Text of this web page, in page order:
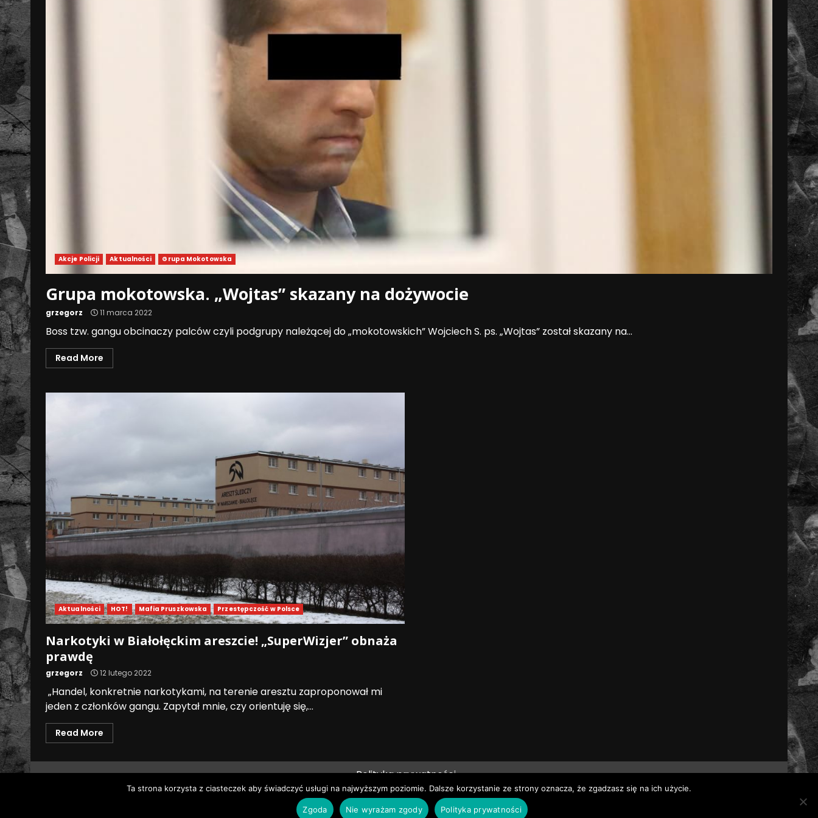
Akcje Policji Aktualności Grupa Mokotowska
Grupa mokotowska. „Wojtas” skazany na dożywocie
grzegorz 11 marca 2022
Boss tzw. gangu obcinaczy palców czyli podgrupy należącej do „mokotowskich” Wojciech S. ps. „Wojtas” został skazany na...
Read More
Aktualności HOT! Mafia Pruszkowska Przestępczość w Polsce
Narkotyki w Białołęckim areszcie! „SuperWizjer” obnaża
prawdę
grzegorz 12 lutego 2022
„Handel, konkretnie narkotykami, na terenie aresztu zaproponował mi
jeden z członków gangu. Zapytał mnie, czy orientuję się,...
Read More
Polityka prywatności
Wszystkie prawa zastrzeżone © Pruszków News|DarkNewsby AF themes.
Ta strona korzysta z ciasteczek aby świadczyć usługi na najwyższym poziomie. Dalsze korzystanie ze strony oznacza, że zgadzasz się na ich użycie.
Zgoda Nie wyrażam zgody Polityka prywatności